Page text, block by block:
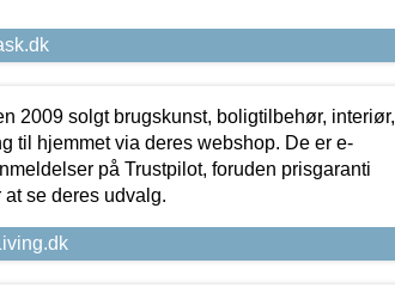
2009 solgt brugskunst, boligtilbehør, interiør,
til hjemmet via deres webshop. De er e-
på Trustpilot, foruden prisgaranti
se deres udvalg.